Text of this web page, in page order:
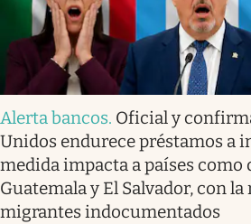
Alerta bancos. Oficial y
Unidos endurece préstamos a
medida impacta a países como
Guatemala y El Salvador, con
migrantes indocumentados